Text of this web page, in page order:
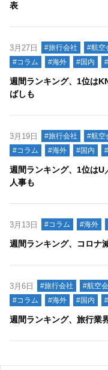
表
3月27日 #旅行会社 #航空
#コラム
#海外 #国内
週間ランキング、1位は
ばしも
3月19日 #旅行会社 #航空
#コラム
#海外 #国内
週間ランキング、1位は
人事も
3月13日 #コラム #海外
週間ランキング、コロナ
3月6日 #旅行会社 #航空
#コラム
#海外 #国内
週間ランキング、旅行業